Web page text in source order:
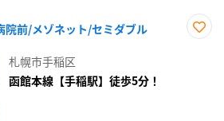
院前/メゾネット/セミダブル
札幌市手稲区
函館本線【手稲駅】徒歩5分！